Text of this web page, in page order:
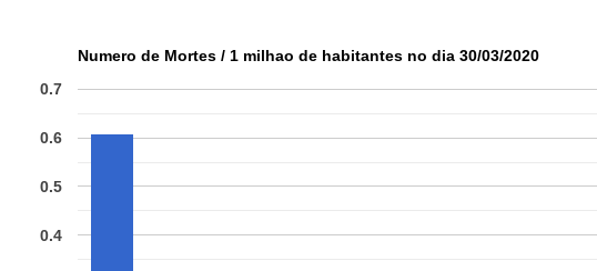
Numero de Mortes / 1 milhao de habitantes no dia 30/03/2020
0.4
0.5
0.6
0.7